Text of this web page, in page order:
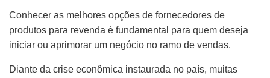
Conhecer as melhores opções de fornecedores de
produtos para revenda é fundamental para quem deseja
iniciar ou aprimorar um negócio no ramo de vendas.
Diante da crise econômica instaurada no país, muitas